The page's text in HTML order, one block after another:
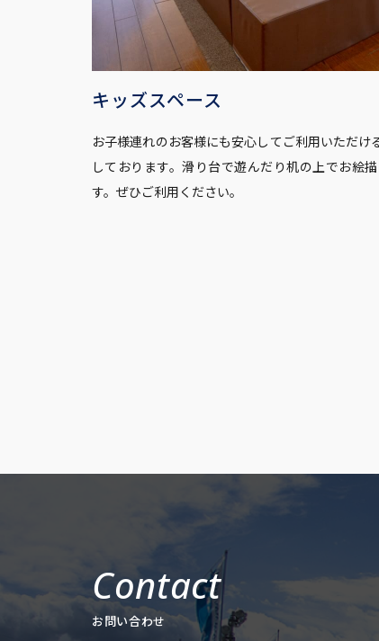
キッズスペース
お子様連れのお客様にも安心してご利用いただけ
しております。滑り台で遊んだり机の上でお絵
す。ぜひご利用ください。
お問い合わせ